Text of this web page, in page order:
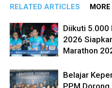
RELATED ARTICLES
Diikuti 5.000
2026
Marathon
Belajar